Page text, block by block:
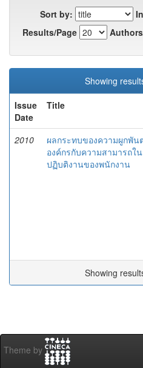
Sort by:
Results/Page
Showing
Issue
Date
Title
2010
ผลกระทบของความผูกพัน
องค์กรกับความสามารถใ
ปฏิบติงานของพนักงาน
Showing
Theme by